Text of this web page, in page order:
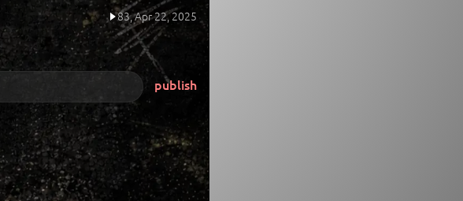
83,Apr 22, 2025
publish